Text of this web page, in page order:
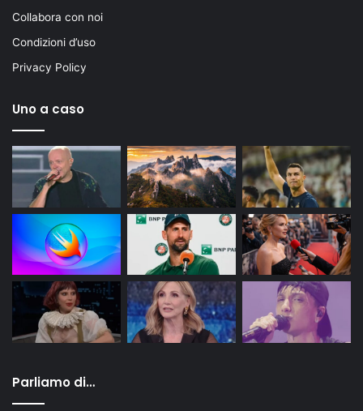
Collabora con noi
Condizioni d’uso
Privacy Policy
Uno a caso
Parliamo di…